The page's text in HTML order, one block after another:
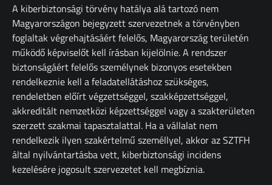
A kiberbiztonsági törvény hatálya alá tartozó nem
Magyarországon bejegyzett szervezetnek a törvényben
foglaltak végrehajtásáért felelős, Magyarország területén
működő képviselőt kell írásban kijelölnie. A rendszer
biztonságáért felelős személynek bizonyos esetekben
rendelkeznie kell a feladatellátáshoz szükséges,
rendeletben előírt végzettséggel, szakképzettséggel,
akkreditált nemzetközi képzettséggel vagy a szakterületen
szerzett szakmai tapasztalattal. Ha a vállalat nem
rendelkezik ilyen szakértelmű személlyel, akkor az SZTFH
által nyilvántartásba vett, kiberbiztonsági incidens
kezelésére jogosult szervezetet kell megbíznia.